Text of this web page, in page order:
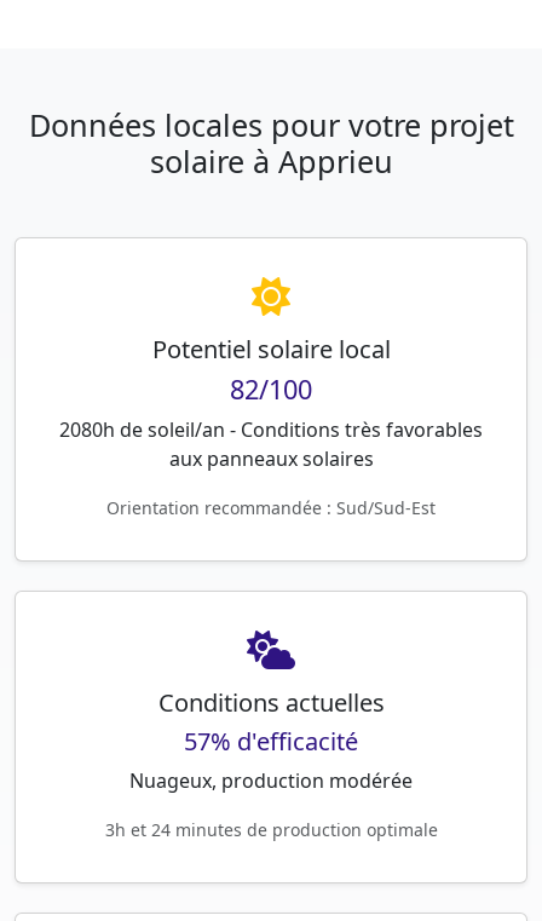
Données locales pour votre projet
solaire à Apprieu
Potentiel solaire local
82/100
2080h de soleil/an - Conditions très favorables
aux panneaux solaires
Orientation recommandée : Sud/Sud-Est
Conditions actuelles
57% d'efficacité
Nuageux, production modérée
3h et 24 minutes de production optimale